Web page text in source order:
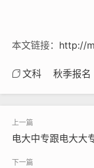
本文链接： http://
文科 秋季报名
电大中专跟电大大